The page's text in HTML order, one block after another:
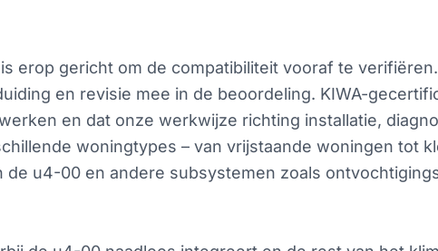
is erop gericht om de compatibiliteit vooraf te
en revisie mee in de beoordeling. KIWA-
en dat onze werkwijze richting installatie,
woningtypes – van vrijstaande woningen tot
de u4-00 en andere subsystemen zoals